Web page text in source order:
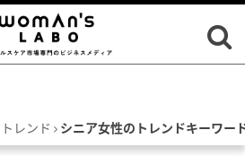
レンド シニア女性のトレンドキーワー